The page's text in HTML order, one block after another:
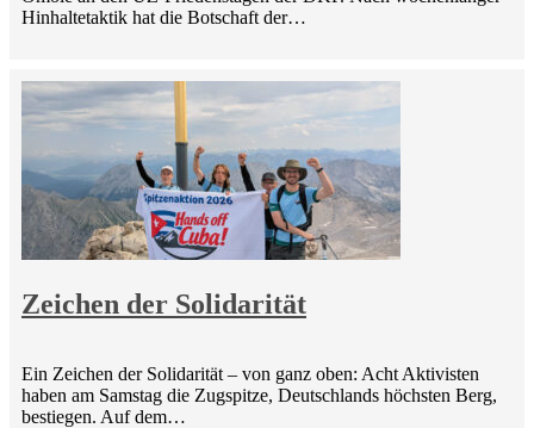
Hinhaltetaktik hat die Botschaft der…
Zeichen der Solidarität
Ein Zeichen der Solidarität – von ganz oben: Acht Aktivisten
haben am Samstag die Zugspitze, Deutschlands höchsten Berg,
bestiegen. Auf dem…